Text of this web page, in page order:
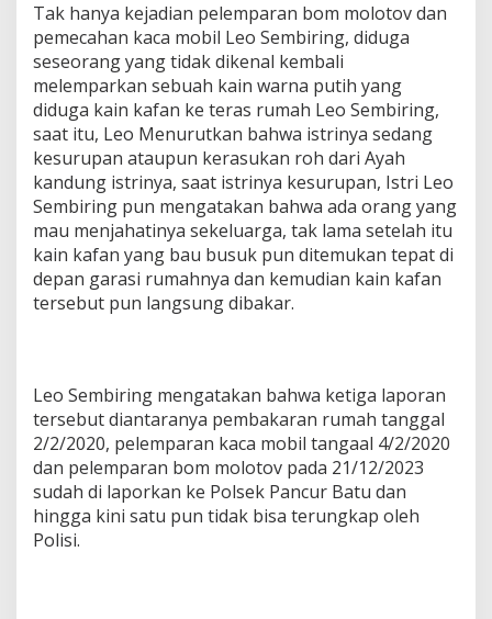
Tak hanya kejadian pelemparan bom molotov dan
pemecahan kaca mobil Leo Sembiring, diduga
seseorang yang tidak dikenal kembali
melemparkan sebuah kain warna putih yang
diduga kain kafan ke teras rumah Leo Sembiring,
saat itu, Leo Menurutkan bahwa istrinya sedang
kesurupan ataupun kerasukan roh dari Ayah
kandung istrinya, saat istrinya kesurupan, Istri Leo
Sembiring pun mengatakan bahwa ada orang yang
mau menjahatinya sekeluarga, tak lama setelah itu
kain kafan yang bau busuk pun ditemukan tepat di
depan garasi rumahnya dan kemudian kain kafan
tersebut pun langsung dibakar.
Leo Sembiring mengatakan bahwa ketiga laporan
tersebut diantaranya pembakaran rumah tanggal
2/2/2020, pelemparan kaca mobil tangaal 4/2/2020
dan pelemparan bom molotov pada 21/12/2023
sudah di laporkan ke Polsek Pancur Batu dan
hingga kini satu pun tidak bisa terungkap oleh
Polisi.